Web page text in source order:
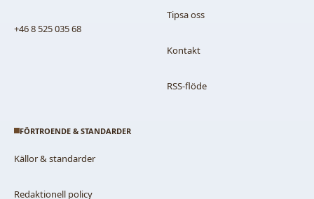
+46 8 525 035 68
Tipsa oss
Kontakt
RSS-flöde
FÖRTROENDE & STANDARDER
Källor & standarder
Redaktionell policy